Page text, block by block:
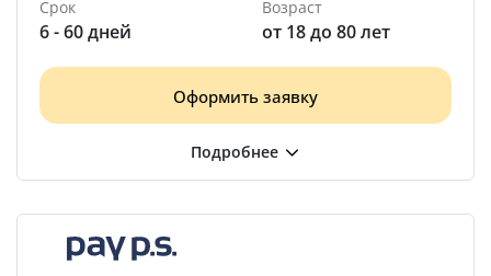
Срок
6 - 60 дней
Возраст
от 18 до 80 лет
Оформить заявку